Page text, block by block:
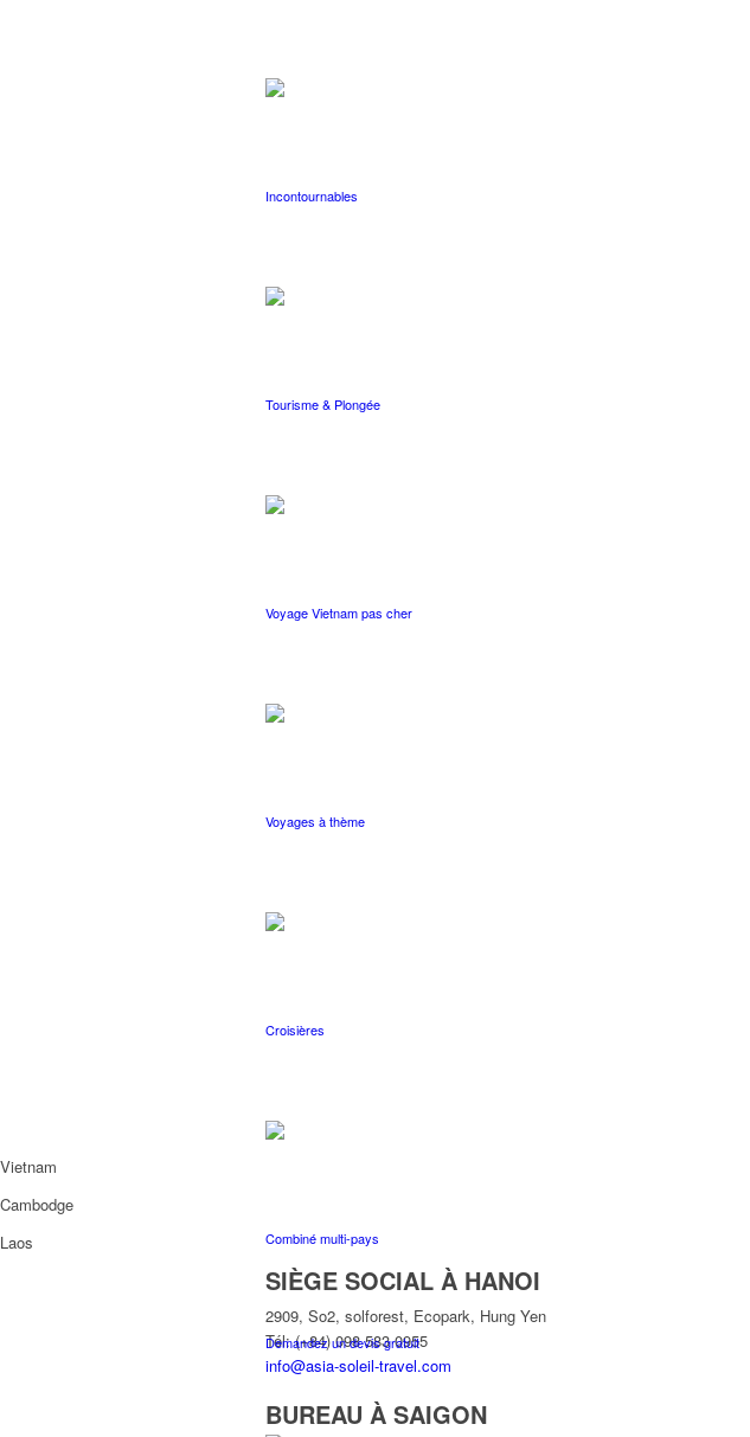
Incontournables
Tourisme & Plongée
Voyage Vietnam pas cher
Voyages à thème
Croisières
Combiné multi-pays
Demandez un devis gratuit
Vietnam
Cambodge
Laos
SIÈGE SOCIAL À HANOI
2909, So2, solforest, Ecopark, Hung Yen
Tél: (+84) 098 583 0955
info@asia-soleil-travel.com
BUREAU À SAIGON